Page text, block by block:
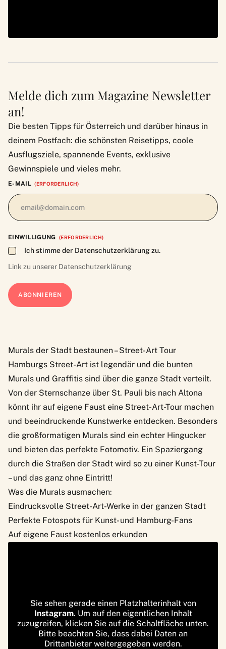
Melde dich zum Magazine Newsletter
an!
Die besten Tipps für Österreich und darüber hinaus in
deinem Postfach: die schönsten Reisetipps, coole
Ausflugsziele, spannende Events, exklusive
Gewinnspiele und vieles mehr.
E-MAIL (ERFORDERLICH)
EINWILLIGUNG (ERFORDERLICH)
Ich stimme der Datenschutzerklärung zu.
Link zu unserer Datenschutzerklärung
Murals der Stadt bestaunen – Street-Art Tour
Hamburgs Street-Art ist legendär und die bunten
Murals und Graffitis sind über die ganze Stadt verteilt.
Von der Sternschanze über St. Pauli bis nach Altona
könnt ihr auf eigene Faust eine Street-Art-Tour machen
und beeindruckende Kunstwerke entdecken. Besonders
die großformatigen Murals sind ein echter Hingucker
und bieten das perfekte Fotomotiv. Ein Spaziergang
durch die Straßen der Stadt wird so zu einer Kunst-Tour
– und das ganz ohne Eintritt!
Was die Murals ausmachen:
Eindrucksvolle Street-Art-Werke in der ganzen Stadt
Perfekte Fotospots für Kunst- und Hamburg-Fans
Auf eigene Faust kostenlos erkunden
Sie sehen gerade einen Platzhalterinhalt von
Instagram. Um auf den eigentlichen Inhalt
zuzugreifen, klicken Sie auf die Schaltfläche unten.
Bitte beachten Sie, dass dabei Daten an
Drittanbieter weitergegeben werden.